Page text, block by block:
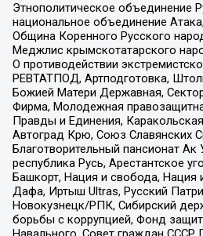
Этнополитическое объединение
национальное объединение
Община Коренного Русского
Меджлис крымскотатарского
О противодействии
РЕВТАТПОД, Артподготовка,
Божией Матери Державная,
Фирма, Молодежная
Правды и Единения,
Автоград Крю, Союз Славянских
Благотворительный пансионат Ак
республика Русь, Арестантское
Башкорт, Нация и свобода, Нация
Дафа, Иртыш Ultras, Русский
Новокузнецк/РПК, Сибирский
борьбы с коррупцией, Фонд